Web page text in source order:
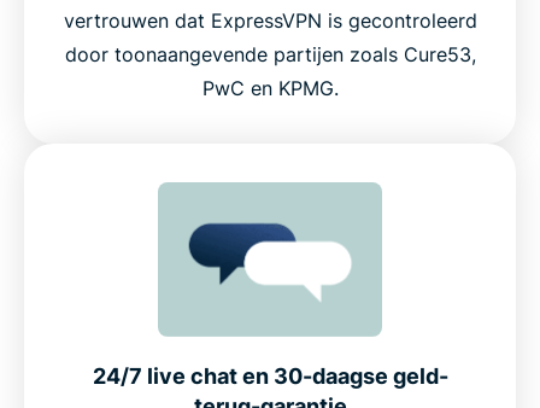
vertrouwen dat ExpressVPN is gecontroleerd
door toonaangevende partijen zoals Cure53,
PwC en KPMG.
24/7 live chat en 30-daagse geld-